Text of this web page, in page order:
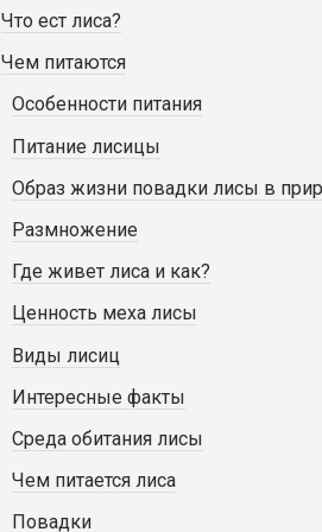
Что ест лиса?
Чем питаются
Особенности питания
Питание лисицы
Образ жизни повадки лисы в
Размножение
Где живет лиса и как?
Ценность меха лисы
Виды лисиц
Интересные факты
Среда обитания лисы
Чем питается лиса
Повадки